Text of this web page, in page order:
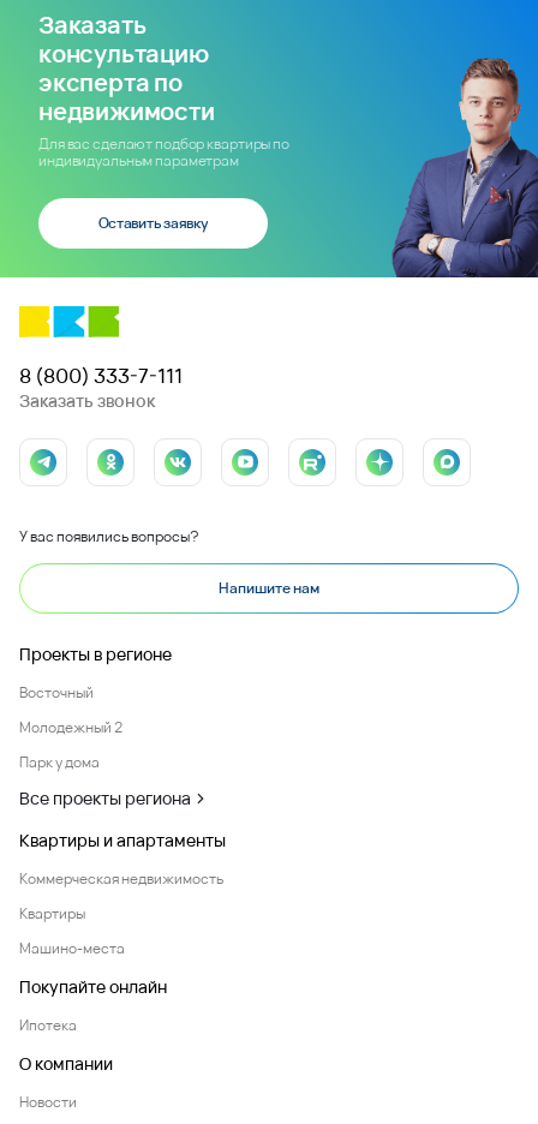
Заказать
консультацию
эксперта по
недвижимости
Для вас сделают подбор квартиры по
индивидуальным параметрам
Оставить заявку
8 (800) 333-7-111
Заказать звонок
У вас появились вопросы?
Напишите нам
Проекты в регионе
Восточный
Молодежный 2
Парк у дома
Все проекты региона
Квартиры и апартаменты
Коммерческая недвижимость
Квартиры
Машино-места
Покупайте онлайн
Ипотека
О компании
Новости